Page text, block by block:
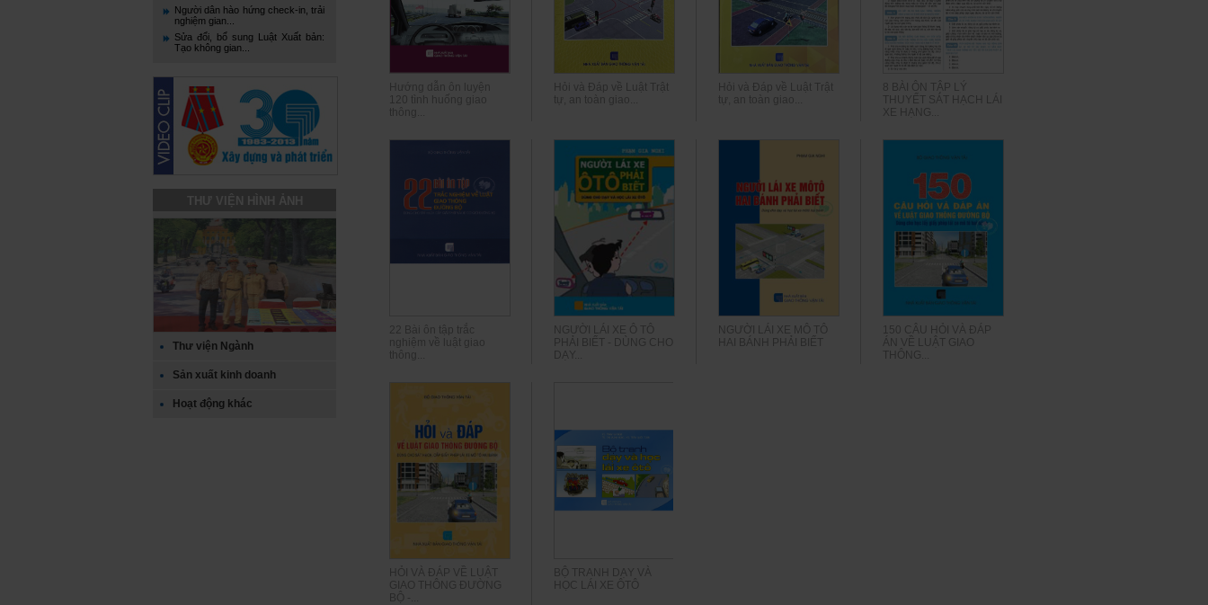
Người dân hào hứng check-in, trải
nghiệm gian...
Sửa đổi, bổ sung Luật Xuất bản:
Tạo không gian...
THƯ VIỆN HÌNH ẢNH
Thư viện Ngành
Sản xuất kinh doanh
Hoạt động khác
Hướng dẫn ôn luyện
120 tình huống giao
thông...
Hỏi và Đáp về Luật Trật
tự, an toàn giao...
Hỏi và Đáp về Luật Trật
tự, an toàn giao...
8 BÀI ÔN TẬP LÝ
THUYẾT SÁT HẠCH LÁI
XE HẠNG...
22 Bài ôn tập trắc
nghiệm về luật giao
thông...
NGƯỜI LÁI XE Ô TÔ
PHẢI BIẾT - DÙNG CHO
DẠY...
NGƯỜI LÁI XE MÔ TÔ
HAI BÁNH PHẢI BIẾT
150 CÂU HỎI VÀ ĐÁP
ÁN VỀ LUẬT GIAO
THÔNG...
HỎI VÀ ĐÁP VỀ LUẬT
GIAO THÔNG ĐƯỜNG
BỘ -...
BỘ TRANH DẠY VÀ
HỌC LÁI XE ÔTÔ